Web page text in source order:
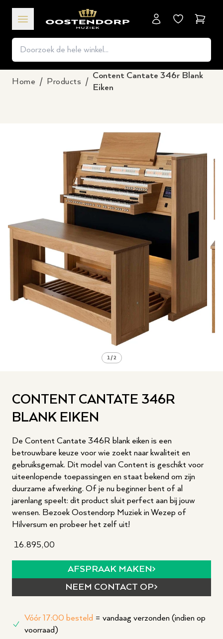
Home / Products /
Content Cantate 346r Blank
Eiken
1/2
CONTENT CANTATE 346R
BLANK EIKEN
De Content Cantate 346R blank eiken is een
betrouwbare keuze voor wie zoekt naar kwaliteit en
gebruiksgemak. Dit model van Content is geschikt voor
uiteenlopende toepassingen en staat bekend om zijn
duurzame afwerking. Of je nu beginner bent of al
jarenlang speelt: dit product sluit perfect aan bij jouw
wensen. Bezoek Oostendorp Muziek in Wezep of
Hilversum en probeer het zelf uit!
16.895,00
AFSPRAAK MAKEN
NEEM CONTACT OP
Vóór 17:00 besteld = vandaag verzonden (indien op
voorraad)